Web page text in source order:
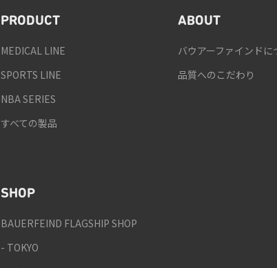
PRODUCT
MEDICAL LINE
SPORTS LINE
NBA SERIES
すべての製品
ABOUT
バウアーファインドに
品質へのこだわり
SHOP
BAUERFEIND FLAGSHIP SHOP
- TOKYO